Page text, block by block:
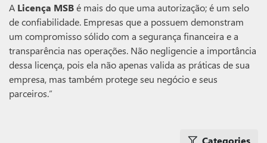
A Licença MSBé mais do que uma autorização; é um selo
de confiabilidade. Empresas que a possuem demonstram
um compromisso sólido com a segurança financeira e a
transparência nas operações. Não negligencie a importância
dessa licença, pois ela não apenas valida as práticas de sua
empresa, mas também protege seu negócio e seus
parceiros.”
Categories